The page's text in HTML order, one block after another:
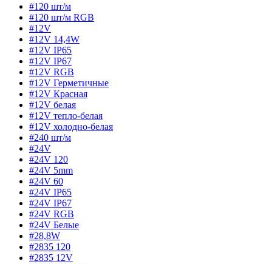
#120 шт/м
#120 шт/м RGB
#12V
#12V 14,4W
#12V IP65
#12V IP67
#12V RGB
#12V Герметичные
#12V Красная
#12V белая
#12V тепло-белая
#12V холодно-белая
#240 шт/м
#24V
#24V 120
#24V 5mm
#24V 60
#24V IP65
#24V IP67
#24V RGB
#24V Белые
#28,8W
#2835 120
#2835 12V